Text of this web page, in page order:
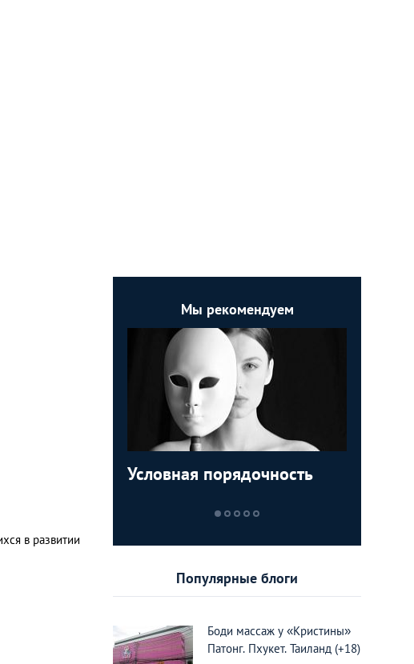
в развитии
Мы рекомендуем
Условная порядочность
Популярные блоги
Боди массаж у «Кристины»
Патонг. Пхукет. Таиланд (+18)